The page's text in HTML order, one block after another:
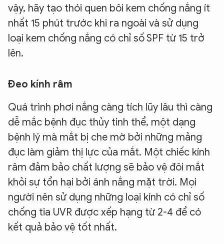
vậy, hãy tạo thói quen bôi kem chống nắng ít
nhất 15 phút trước khi ra ngoài và sử dụng
loại kem chống nắng có chỉ số SPF từ 15 trở
lên.
Đeo kính râm
Quá trình phơi nắng càng tích lũy lâu thì càng
dễ mắc bệnh đục thủy tinh thể, một dạng
bệnh lý mà mắt bị che mờ bởi những mảng
đục làm giảm thị lực của mắt. Một chiếc kính
râm đảm bảo chất lượng sẽ bảo vệ đôi mắt
khỏi sự tổn hại bởi ánh nắng mặt trời. Mọi
người nên sử dụng những loại kính có chỉ số
chống tia UVR được xếp hạng từ 2-4 để có
kết quả bảo vệ tốt nhất.